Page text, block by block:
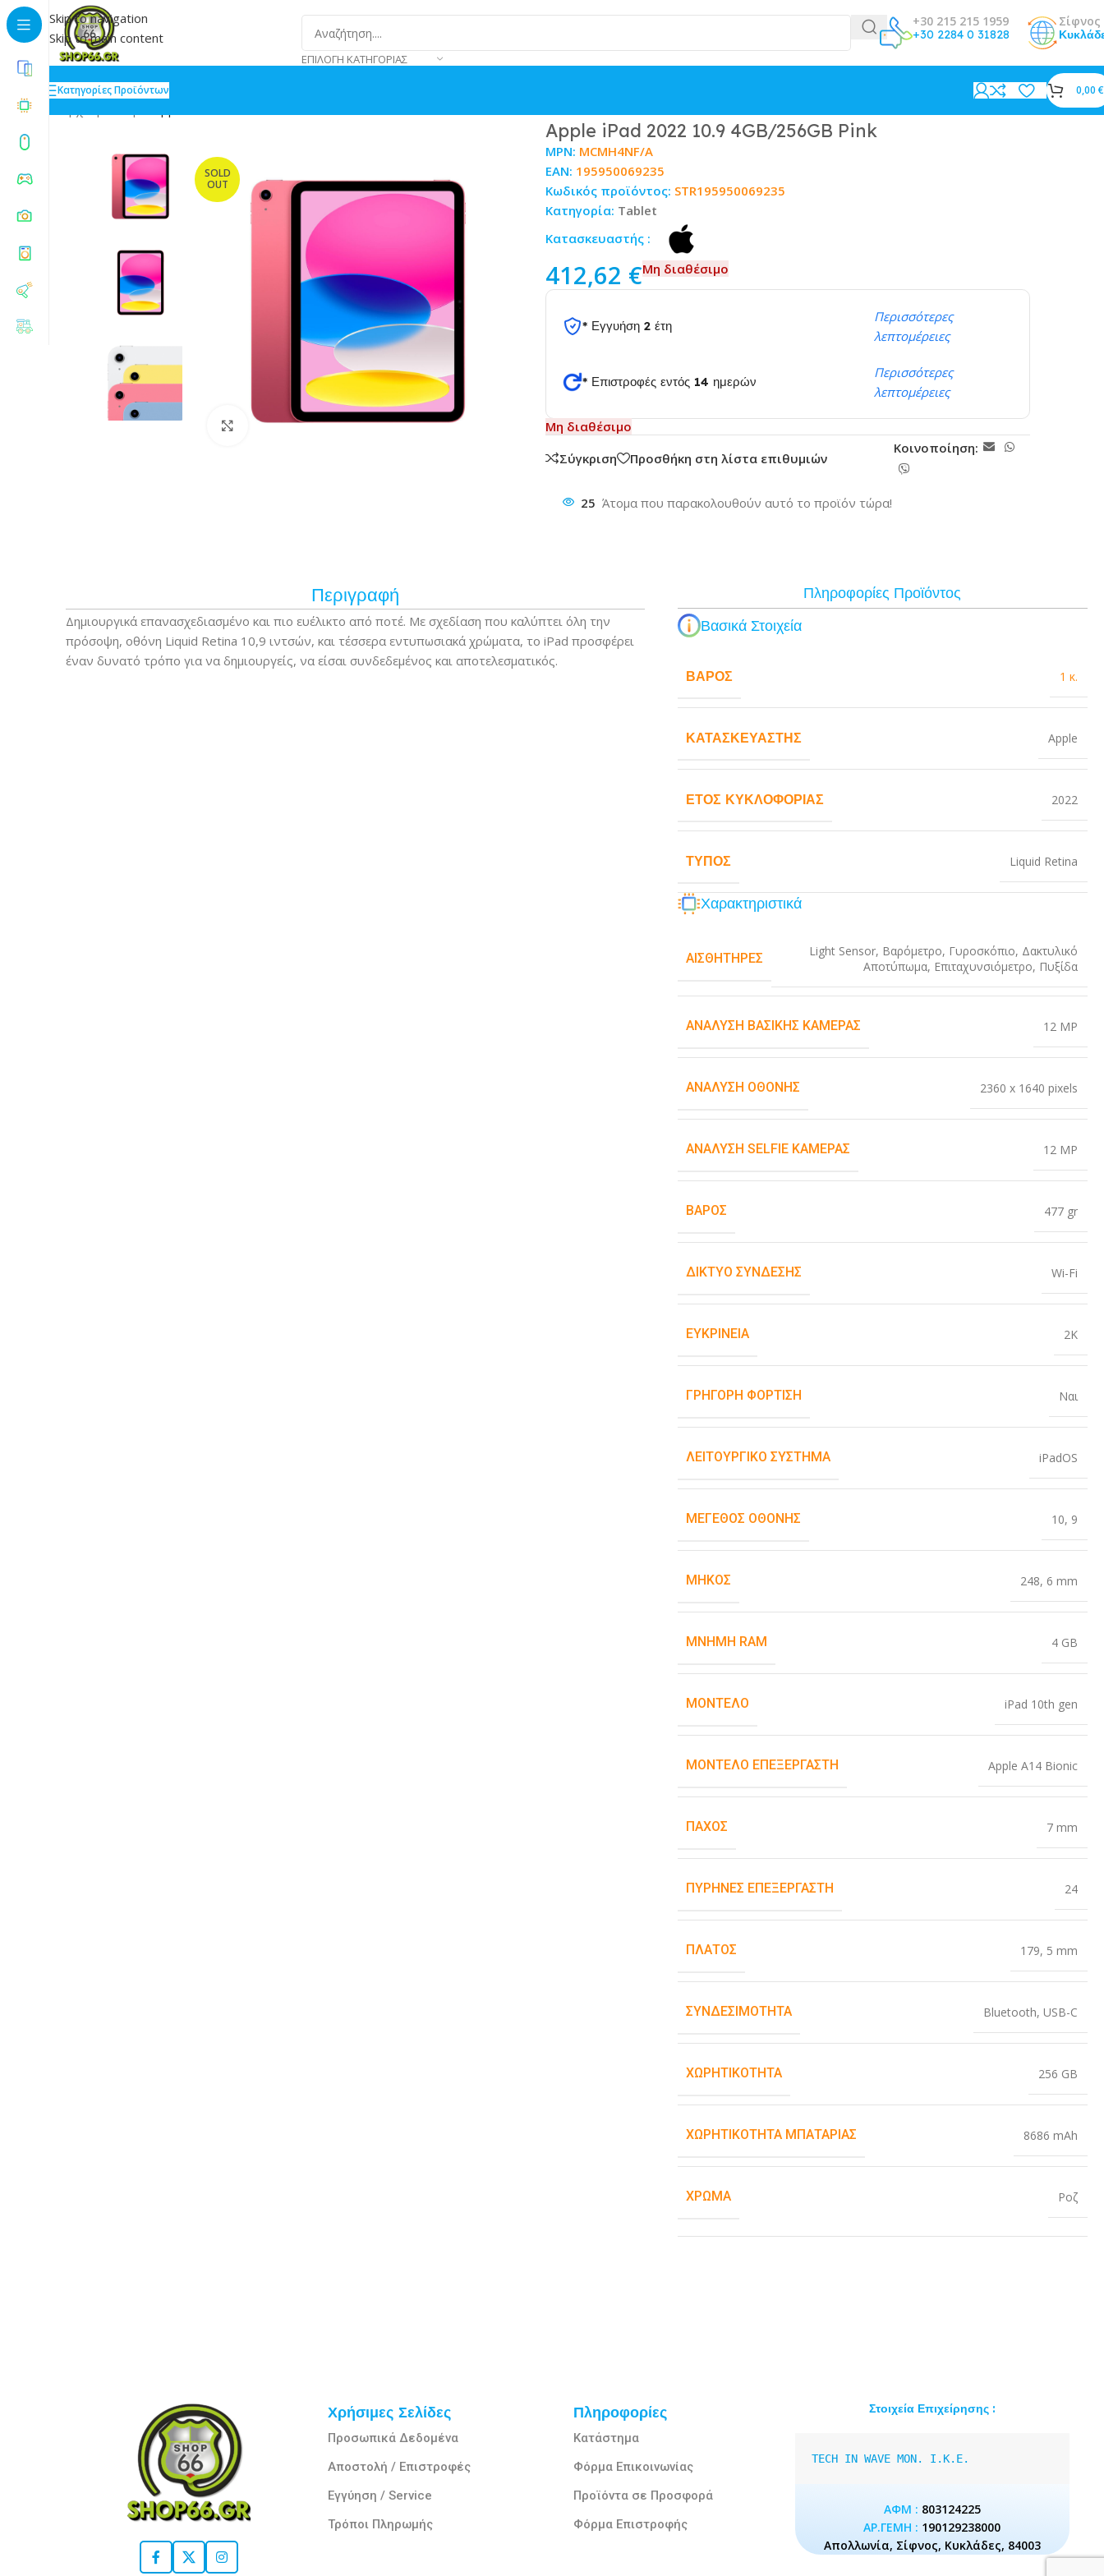
Skip to navigation
Skip to main content
ΕΠΙΛΟΓΉ ΚΑΤΗΓΟΡΊΑΣ
+30 215 215 1959
+30 2284 0 31828
Σίφνος
Κατηγορίες Προϊόντων 0,00 €
SOLD
OUT
Κάντε κλικ για μεγέθυνση
Apple iPad 2022 10.9 4GB/256GB Pink
Κατασκευαστής :
MPN: MCMH4NF/A
EAN: 195950069235
Κωδικός προϊόντος: STR195950069235
Κατηγορία: Tablet
412,62 €Μη διαθέσιμο
* Εγγυήση 2 έτη
Περισσότερες
λεπτομέρειες
* Επιστροφές εντός 14 ημερών
Περισσότερες
λεπτομέρειες
Μη διαθέσιμο
Σύγκριση
Προσθήκη στη λίστα επιθυμιών
Κοινοποίηση:
25 Άτομα που παρακολουθούν αυτό το προϊόν τώρα!
Περιγραφή
Δημιουργικά επανασχεδιασμένο και πιο ευέλικτο από ποτέ. Με σχεδίαση που καλύπτει όλη την
πρόσοψη, οθόνη Liquid Retina 10,9 ιντσών, και τέσσερα εντυπωσιακά χρώματα, το iPad προσφέρει
έναν δυνατό τρόπο για να δημιουργείς, να είσαι συνδεδεμένος και αποτελεσματικός.
Πληροφορίες Προϊόντος
Βασικά Στοιχεία
ΒΆΡΟΣ 1 κ.
ΚΑΤΑΣΚΕΥΑΣΤΉΣ Apple
ΈΤΟΣ ΚΥΚΛΟΦΟΡΊΑΣ 2022
ΤΎΠΟΣ Liquid Retina
Χαρακτηριστικά
ΑΙΣΘΗΤΉΡΕΣ Light Sensor, Βαρόμετρο, Γυροσκόπιο, Δακτυλικό
Αποτύπωμα, Επιταχυνσιόμετρο, Πυξίδα
ΑΝΆΛΥΣΗ ΒΑΣΙΚΉΣ ΚΆΜΕΡΑΣ 12 MP
ΑΝΆΛΥΣΗ ΟΘΌΝΗΣ 2360 x 1640 pixels
ΑΝΆΛΥΣΗ SELFIE ΚΆΜΕΡΑΣ 12 MP
ΒΆΡΟΣ 477 gr
ΔΊΚΤΥΟ ΣΎΝΔΕΣΗΣ Wi-Fi
ΕΥΚΡΊΝΕΙΑ 2K
ΓΡΉΓΟΡΗ ΦΌΡΤΙΣΗ Ναι
ΛΕΙΤΟΥΡΓΙΚΌ ΣΎΣΤΗΜΑ iPadOS
ΜΈΓΕΘΟΣ ΟΘΌΝΗΣ 10, 9
ΜΉΚΟΣ 248, 6 mm
ΜΝΉΜΗ RAM 4 GB
ΜΟΝΤΈΛΟ iPad 10th gen
ΜΟΝΤΈΛΟ ΕΠΕΞΕΡΓΑΣΤΉ Apple A14 Bionic
ΠΆΧΟΣ 7 mm
ΠΥΡΉΝΕΣ ΕΠΕΞΕΡΓΑΣΤΉ 24
ΠΛΆΤΟΣ 179, 5 mm
ΣΥΝΔΕΣΙΜΌΤΗΤΑ Bluetooth, USB-C
ΧΩΡΗΤΙΚΌΤΗΤΑ 256 GB
ΧΩΡΗΤΙΚΌΤΗΤΑ ΜΠΑΤΑΡΊΑΣ 8686 mAh
ΧΡΏΜΑ Ροζ
Χρήσιμες Σελίδες
Προσωπικά Δεδομένα
Αποστολή / Επιστροφές
Εγγύηση / Service
Τρόποι Πληρωμής
Πληροφορίες
Κατάστημα
Φόρμα Επικοινωνίας
Προϊόντα σε Προσφορά
Φόρμα Επιστροφής
Στοιχεία Επιχείρησης :
TECH IN WAVE MON. I.K.E.
ΑΦΜ : 803124225
ΑΡ.ΓΕΜΗ : 190129238000
Απολλωνία, Σίφνος, Κυκλάδες, 84003